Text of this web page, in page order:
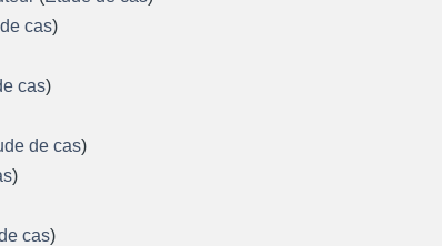
cas)
cas)
de cas)
)
cas)